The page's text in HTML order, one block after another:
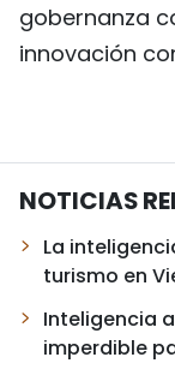
gobernanza
innovación
NOTICIAS
La
turismo en
Inteligencia
imperdible